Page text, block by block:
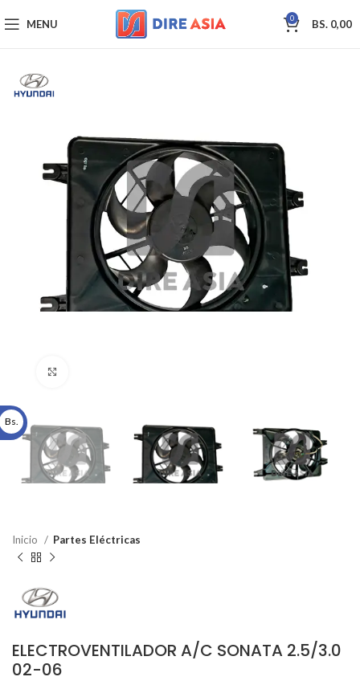
MENU 0 BS. 0,00
Inicio Partes Eléctricas
ELECTROVENTILADOR A/C SONATA 2.5/3.0
02-06
Bs.